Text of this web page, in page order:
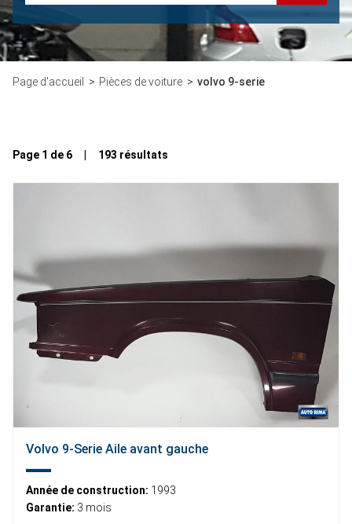
Page d'accueil Pièces de voiture volvo 9-serie
Page 1 de 6 | 193 résultats
Volvo 9-Serie Aile avant gauche
Année de construction: 1993
Garantie: 3 mois